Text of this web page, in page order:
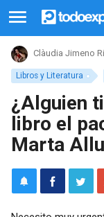
Libros y Literatura
Clàudia Jimeno
¿Alguien
libro el
Marta